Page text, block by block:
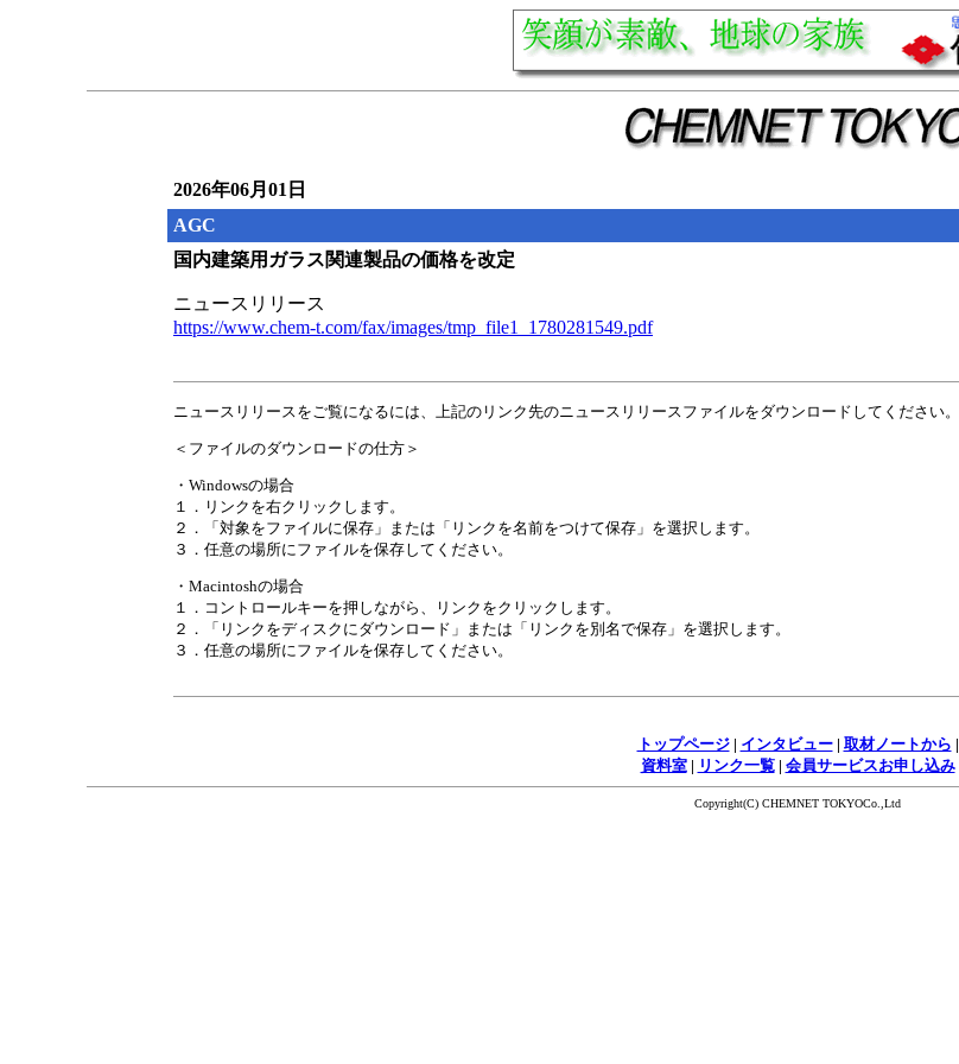
2026年06月01日
AGC
国内建築用ガラス関連製品の価格を改定
ニュースリリース
https://www.chem-t.com/fax/images/tmp_file1_1780281549.pdf
ニュースリリースをご覧になるには、上記のリンク先のニュースリリースファイルをダウンロードしてください。
＜ファイルのダウンロードの仕方＞
・Windowsの場合
１．リンクを右クリックします。
２．「対象をファイルに保存」または「リンクを名前をつけて保存」を選択します。
３．任意の場所にファイルを保存してください。
・Macintoshの場合
１．コントロールキーを押しながら、リンクをクリックします。
２．「リンクをディスクにダウンロード」または「リンクを別名で保存」を選択します。
３．任意の場所にファイルを保存してください。
トップページ| インタビュー| 取材ノートから |
資料室| リンク一覧| 会員サービスお申し込み
Copyright(C) CHEMNET TOKYOCo.,Ltd